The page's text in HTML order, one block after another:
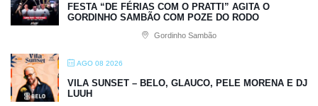
FESTA “DE FÉRIAS COM O PRATTI” AGITA O
GORDINHO SAMBÃO COM POZE DO RODO
Gordinho Sambão
AGO 08 2026
VILA SUNSET – BELO, GLAUCO, PELE MORENA E DJ
LUUH